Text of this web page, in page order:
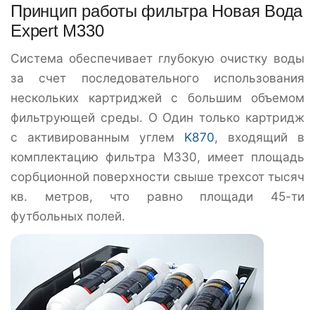
Принцип работы фильтра Новая Вода
Expert M330
Система обеспечивает глубокую очистку воды
за счет последовательного использования
нескольких картриджей с большим объемом
фильтрующей среды. О Один только картридж
с активированным углем K870, входящий в
комплектацию фильтра M330, имеет площадь
сорбционной поверхности свыше трехсот тысяч
кв. метров, что равно площади 45-ти
футбольных полей.